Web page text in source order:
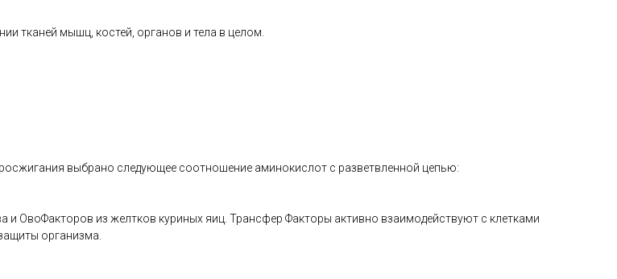
тканей мышц, костей, органов и тела в целом.
выбрано следующее соотношение аминокислот с разветвленной цепью:
ОвоФакторов из желтков куриных яиц. Трансфер Факторы активно взаимодействуют с клетками
организма.